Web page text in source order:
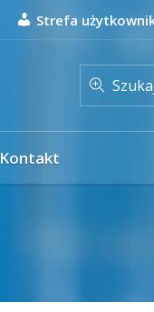
Strefa
Kontakt